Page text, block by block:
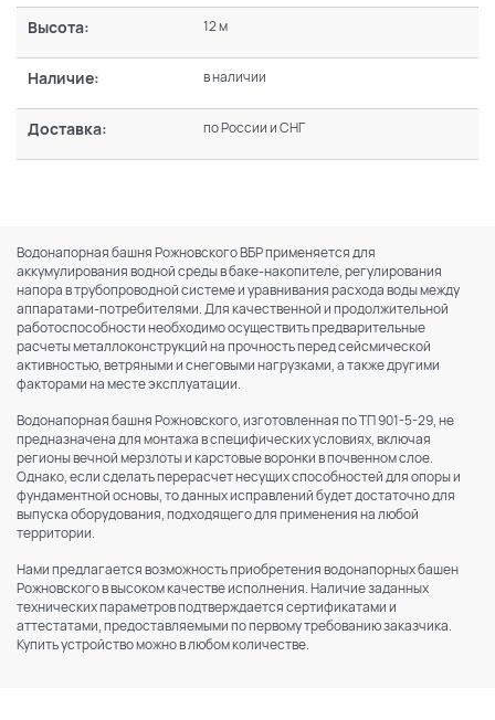
Высота: 12 м
Наличие: в наличии
Доставка: по России и СНГ
Водонапорная башня Рожновского ВБР применяется для
аккумулирования водной среды в баке-накопителе, регулирования
напора в трубопроводной системе и уравнивания расхода воды между
аппаратами-потребителями. Для качественной и продолжительной
работоспособности необходимо осуществить предварительные
расчеты металлоконструкций на прочность перед сейсмической
активностью, ветряными и снеговыми нагрузками, а также другими
факторами на месте эксплуатации.
Водонапорная башня Рожновского, изготовленная по ТП 901-5-29, не
предназначена для монтажа в специфических условиях, включая
регионы вечной мерзлоты и карстовые воронки в почвенном слое.
Однако, если сделать перерасчет несущих способностей для опоры и
фундаментной основы, то данных исправлений будет достаточно для
выпуска оборудования, подходящего для применения на любой
территории.
Нами предлагается возможность приобретения водонапорных башен
Рожновского в высоком качестве исполнения. Наличие заданных
технических параметров подтверждается сертификатами и
аттестатами, предоставляемыми по первому требованию заказчика.
Купить устройство можно в любом количестве.